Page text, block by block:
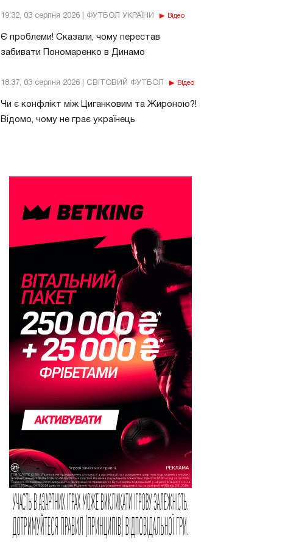
19:32, 03 серпня 2026 | ФУТБОЛ УКРАЇНИ Відео
Є проблеми! Сказали, чому перестав
забивати Пономаренко в Динамо
18:37, 03 серпня 2026 | СВІТОВИЙ ФУТБОЛ Відео
Чи є конфлікт між Циганковим та Жироною?!
Відомо, чому не грає українець